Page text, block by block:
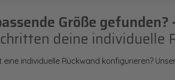
Größe gefunden?
deine individuelle
eine individuelle Rückwand konfigurieren?